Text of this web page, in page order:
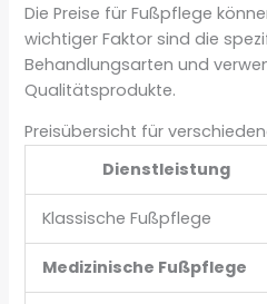
Die Preise für Fußpflege
wichtiger Faktor sind die
Behandlungsarten und
Qualitätsprodukte.
Preisübersicht für
Dienstleistung
Klassische Fußpflege
Medizinische Fußpflege